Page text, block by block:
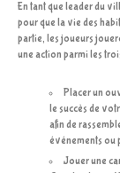
En tant que leader du
pour que la vie des
partie, les joueurs
une action parmi les
Placer un
le succès de
afin de
événements ou
Jouer une